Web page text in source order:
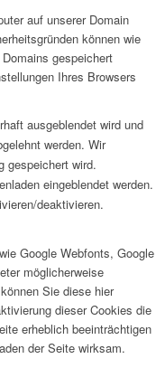
auf unserer Domain
können wie
gespeichert
Ihres Browsers
ausgeblendet wird und
werden. Wir
gespeichert wird.
eingeblendet werden.
deaktivieren.
Google Webfonts, Google
möglicherweise
Sie diese hier
dieser Cookies die
erheblich beeinträchtigen
der Seite wirksam.